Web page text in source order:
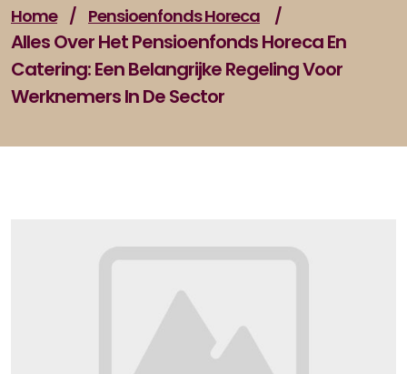
Home / Pensioenfonds Horeca /
Alles Over Het Pensioenfonds Horeca En
Catering: Een Belangrijke Regeling Voor
Werknemers In De Sector